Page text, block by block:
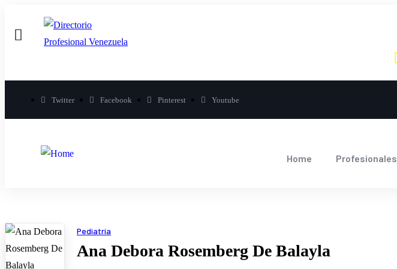
Twitter Facebook Pinterest Youtube
Home Profesionales
Pediatría
Ana Debora Rosemberg De Balayla